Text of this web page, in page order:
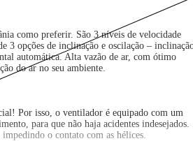
como preferir. São 3 níveis de velocidade
3 opções de inclinação e oscilação –
automática. Alta vazão de ar, com ótimo
do ar no seu ambiente.
Por isso, o ventilador é equipado com um
para que não haja acidentes indesejados.
impedindo o contato com as hélices.